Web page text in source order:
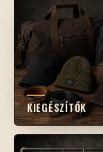
KIEGÉSZÍTŐK